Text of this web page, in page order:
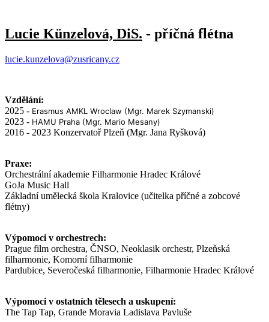
Lucie Künzelová, DiS. - příčná flétna
lucie.kunzelova@zusricany.cz
Vzdělání:
2025 - Erasmus AMKL Wroclaw (Mgr. Marek Szymanski)
2023 - HAMU Praha (Mgr. Mario Mesany)
2016 - 2023 Konzervatoř Plzeň (Mgr. Jana Ryšková)
Praxe:
Orchestrální akademie Filharmonie Hradec Králové
GoJa Music Hall
Základní umělecká škola Kralovice (učitelka příčné a zobcové
flétny)
Výpomoci v orchestrech:
Prague film orchestra, ČNSO, Neoklasik orchestr, Plzeňská
filharmonie, Komorní filharmonie
Pardubice, Severočeská filharmonie, Filharmonie Hradec Králové
Výpomoci v ostatních tělesech a uskupení:
The Tap Tap, Grande Moravia Ladislava Pavluše